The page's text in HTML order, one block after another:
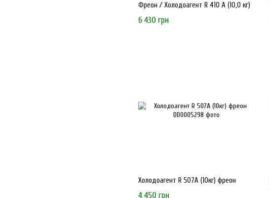
Фреон / Холодоагент R 410 А (10,0 кг)
6 430 грн
Холодоагент R 507А (10кг) фреон
4 450 грн